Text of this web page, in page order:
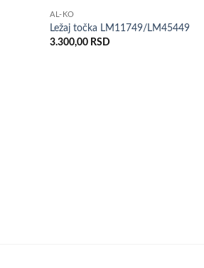
AL-KO
Ležaj točka LM11749/LM45449
3.300,00 RSD